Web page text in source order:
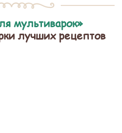
мультиварок»
лучших рецептов